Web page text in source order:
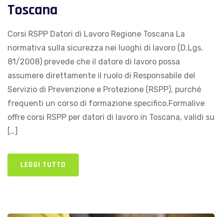
Toscana
Corsi RSPP Datori di Lavoro Regione Toscana La
normativa sulla sicurezza nei luoghi di lavoro (D.Lgs.
81/2008) prevede che il datore di lavoro possa
assumere direttamente il ruolo di Responsabile del
Servizio di Prevenzione e Protezione (RSPP), purché
frequenti un corso di formazione specifico.Formalive
offre corsi RSPP per datori di lavoro in Toscana, validi su
[…]
LEGGI TUTTO